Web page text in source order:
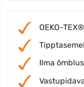
OEKO-
Ilma